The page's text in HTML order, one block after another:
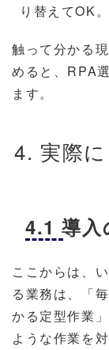
り替えてOK。
触って分かる
めると、RPA
ます。
4. 実際
4.1 導入
ここからは、
る業務は、「
かる定型作業
ような作業を